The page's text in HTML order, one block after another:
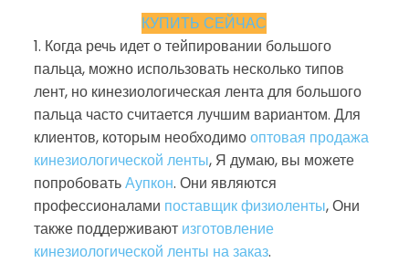
КУПИТЬ СЕЙЧАС
1. Когда речь идет о тейпировании большого
пальца, можно использовать несколько типов
лент, но кинезиологическая лента для большого
пальца часто считается лучшим вариантом. Для
клиентов, которым необходимооптовая продажа
кинезиологической ленты, Я думаю, вы можете
попробоватьАупкон. Они являются
профессионалами поставщик физиоленты, Они
также поддерживают изготовление
кинезиологической ленты на заказ.